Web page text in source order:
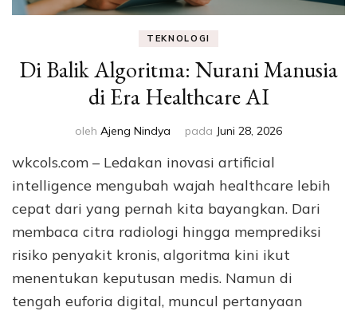
TEKNOLOGI
Di Balik Algoritma: Nurani Manusia
di Era Healthcare AI
oleh Ajeng Nindya pada Juni 28, 2026
wkcols.com – Ledakan inovasi artificial
intelligence mengubah wajah healthcare lebih
cepat dari yang pernah kita bayangkan. Dari
membaca citra radiologi hingga memprediksi
risiko penyakit kronis, algoritma kini ikut
menentukan keputusan medis. Namun di
tengah euforia digital, muncul pertanyaan